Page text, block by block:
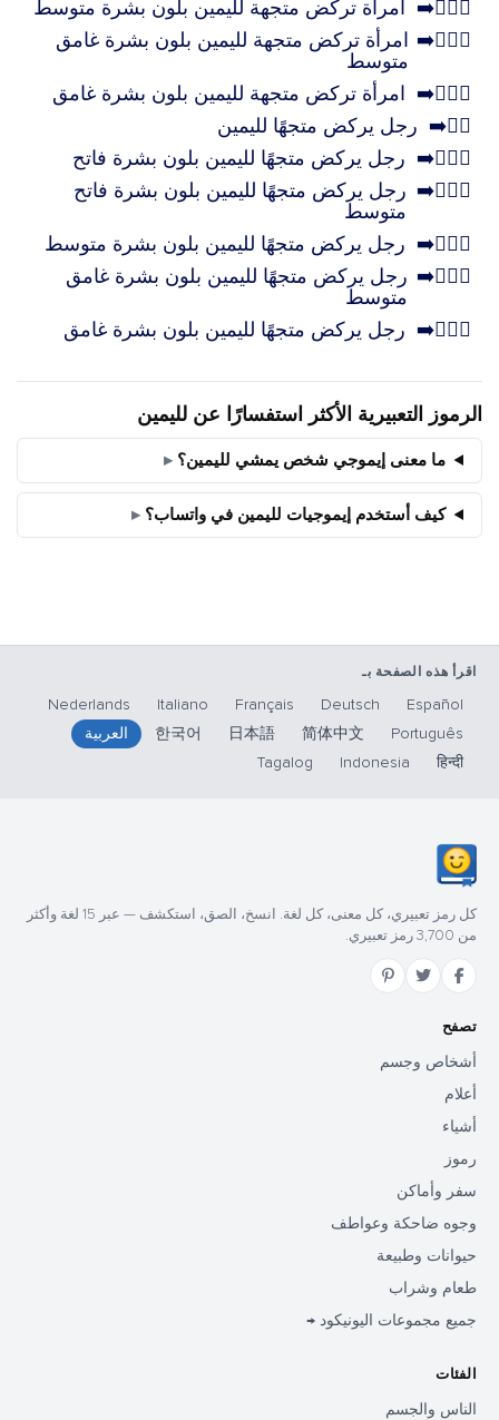
🏃🏽‍♀️‍➡️ امرأة تركض متجهة لليمين بلون بشرة متوسط
🏃🏾‍♀️‍➡️ امرأة تركض متجهة لليمين بلون بشرة غامق
متوسط
🏃🏿‍♀️‍➡️ امرأة تركض متجهة لليمين بلون بشرة غامق
🏃‍♂️‍➡️ رجل يركض متجهًا لليمين
🏃🏻‍♂️‍➡️ رجل يركض متجهًا لليمين بلون بشرة فاتح
🏃🏼‍♂️‍➡️ رجل يركض متجهًا لليمين بلون بشرة فاتح
متوسط
🏃🏽‍♂️‍➡️ رجل يركض متجهًا لليمين بلون بشرة متوسط
🏃🏾‍♂️‍➡️ رجل يركض متجهًا لليمين بلون بشرة غامق
متوسط
🏃🏿‍♂️‍➡️ رجل يركض متجهًا لليمين بلون بشرة غامق
الرموز التعبيرية الأكثر استفسارًا عن لليمين
ما معنى إيموجي شخص يمشي لليمين؟
كيف أستخدم إيموجيات لليمين في واتساب؟
اقرأ هذه الصفحة بـ
Español
Deutsch
Français
Italiano
Nederlands
Português
简体中文
日本語
한국어
العربية
हिन्दी
Indonesia
Tagalog
كل رمز تعبيري، كل معنى، كل لغة. انسخ، الصق، استكشف — عبر 15 لغة وأكثر
من 3,700 رمز تعبيري.
تصفح
أشخاص وجسم
أعلام
أشياء
رموز
سفر وأماكن
وجوه ضاحكة وعواطف
حيوانات وطبيعة
طعام وشراب
جميع مجموعات اليونيكود →
الفئات
الناس والجسم